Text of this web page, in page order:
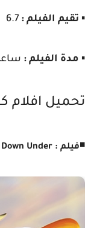
▪️ تقيم الفيلم :
▪️ مدة الفيلم :
تحميل افلام
◾فيلم : The Rescuers Down Under